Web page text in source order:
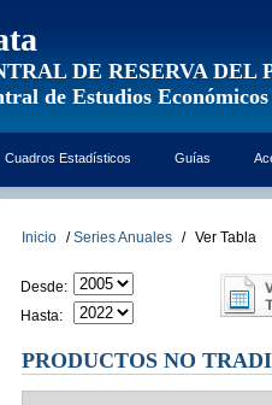
DE RESERVA DEL
de Estudios Económicos
Cuadros Estadísticos Guías
Inicio / Series Anuales / Ver Tabla
Desde:
Hasta:
PRODUCTOS NO